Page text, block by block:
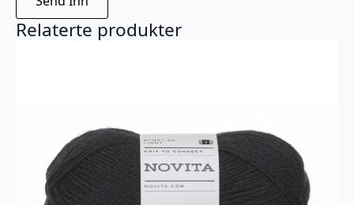
Relaterte produkter